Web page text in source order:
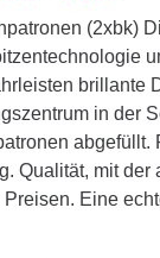
(2xbk)
brillante
in der
abgefüllt.
Qualität, mit
Eine